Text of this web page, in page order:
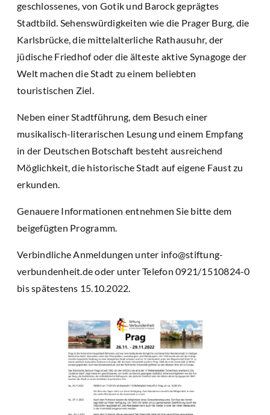
geschlossenes, von Gotik und Barock geprägtes
Stadtbild. Sehenswürdigkeiten wie die Prager Burg, die
Karlsbrücke, die mittelalterliche Rathausuhr, der
jüdische Friedhof oder die älteste aktive Synagoge der
Welt machen die Stadt zu einem beliebten
touristischen Ziel.
Neben einer Stadtführung, dem Besuch einer
musikalisch-literarischen Lesung und einem Empfang
in der Deutschen Botschaft besteht ausreichend
Möglichkeit, die historische Stadt auf eigene Faust zu
erkunden.
Genauere Informationen entnehmen Sie bitte dem
beigefügten Programm.
Verbindliche Anmeldungen unter info@stiftung-
verbundenheit.de oder unter Telefon 0921/1510824-0
bis spätestens 15.10.2022.